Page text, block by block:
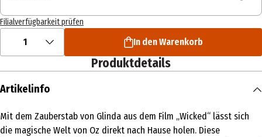
Filialverfügbarkeit prüfen
1 In den Warenkorb
Produktdetails
Artikelinfo
Mit dem Zauberstab von Glinda aus dem Film „Wicked“ lässt sich
die magische Welt von Oz direkt nach Hause holen. Diese